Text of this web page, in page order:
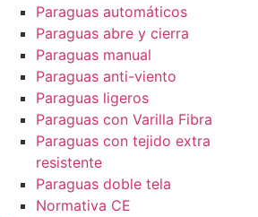
Paraguas automáticos
Paraguas abre y cierra
Paraguas manual
Paraguas anti-viento
Paraguas ligeros
Paraguas con Varilla Fibra
Paraguas con tejido extra
resistente
Paraguas doble tela
Normativa CE